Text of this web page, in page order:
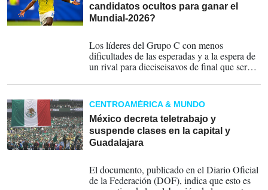
candidatos ocultos para ganar el
Mundial-2026?
Los líderes del Grupo C con menos
dificultades de las esperadas y a la espera de
un rival para dieciseisavos de final que será el
Japón y Suecia entre los candidatos...
CENTROAMÉRICA & MUNDO
México decreta teletrabajo y
suspende clases en la capital y
Guadalajara
El documento, publicado en el Diario Oficial
de la Federación (DOF), indica que esto es